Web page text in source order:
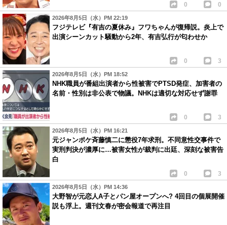
0 0
2026年8月5日（水）PM 22:19
フジテレビ『有吉の夏休み』フワちゃんが復帰説。炎上で
出演シーンカット騒動から2年、有吉弘行が匂わせか
0 3
2026年8月5日（水）PM 18:52
NHK職員が番組出演者から性被害でPTSD発症、加害者の
名前・性別は非公表で物議。NHKは適切な対応せず謝罪
0 3
2026年8月5日（水）PM 16:21
元ジャンポケ斉藤慎二に懲役7年求刑。不同意性交事件で
実刑判決が濃厚に…被害女性が裁判に出廷、深刻な被害告
白
0 3
2026年8月5日（水）PM 14:36
大野智が元恋人A子とパン屋オープンへ? 4回目の個展開催
説も浮上。週刊文春が密会報道で再注目